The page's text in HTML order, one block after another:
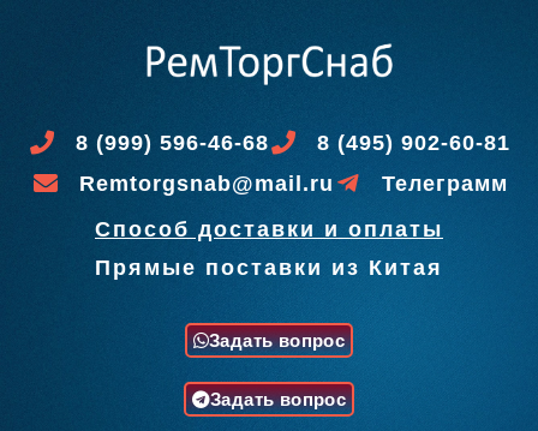
8 (999) 596-46-68
8 (495) 902-60-81
Remtorgsnab@mail.ru
Телеграмм
Способ доставки и оплаты
Прямые поставки из Китая
Задать вопрос
Задать вопрос